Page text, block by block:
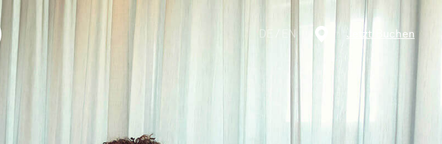
DE EN Jetzt Buchen